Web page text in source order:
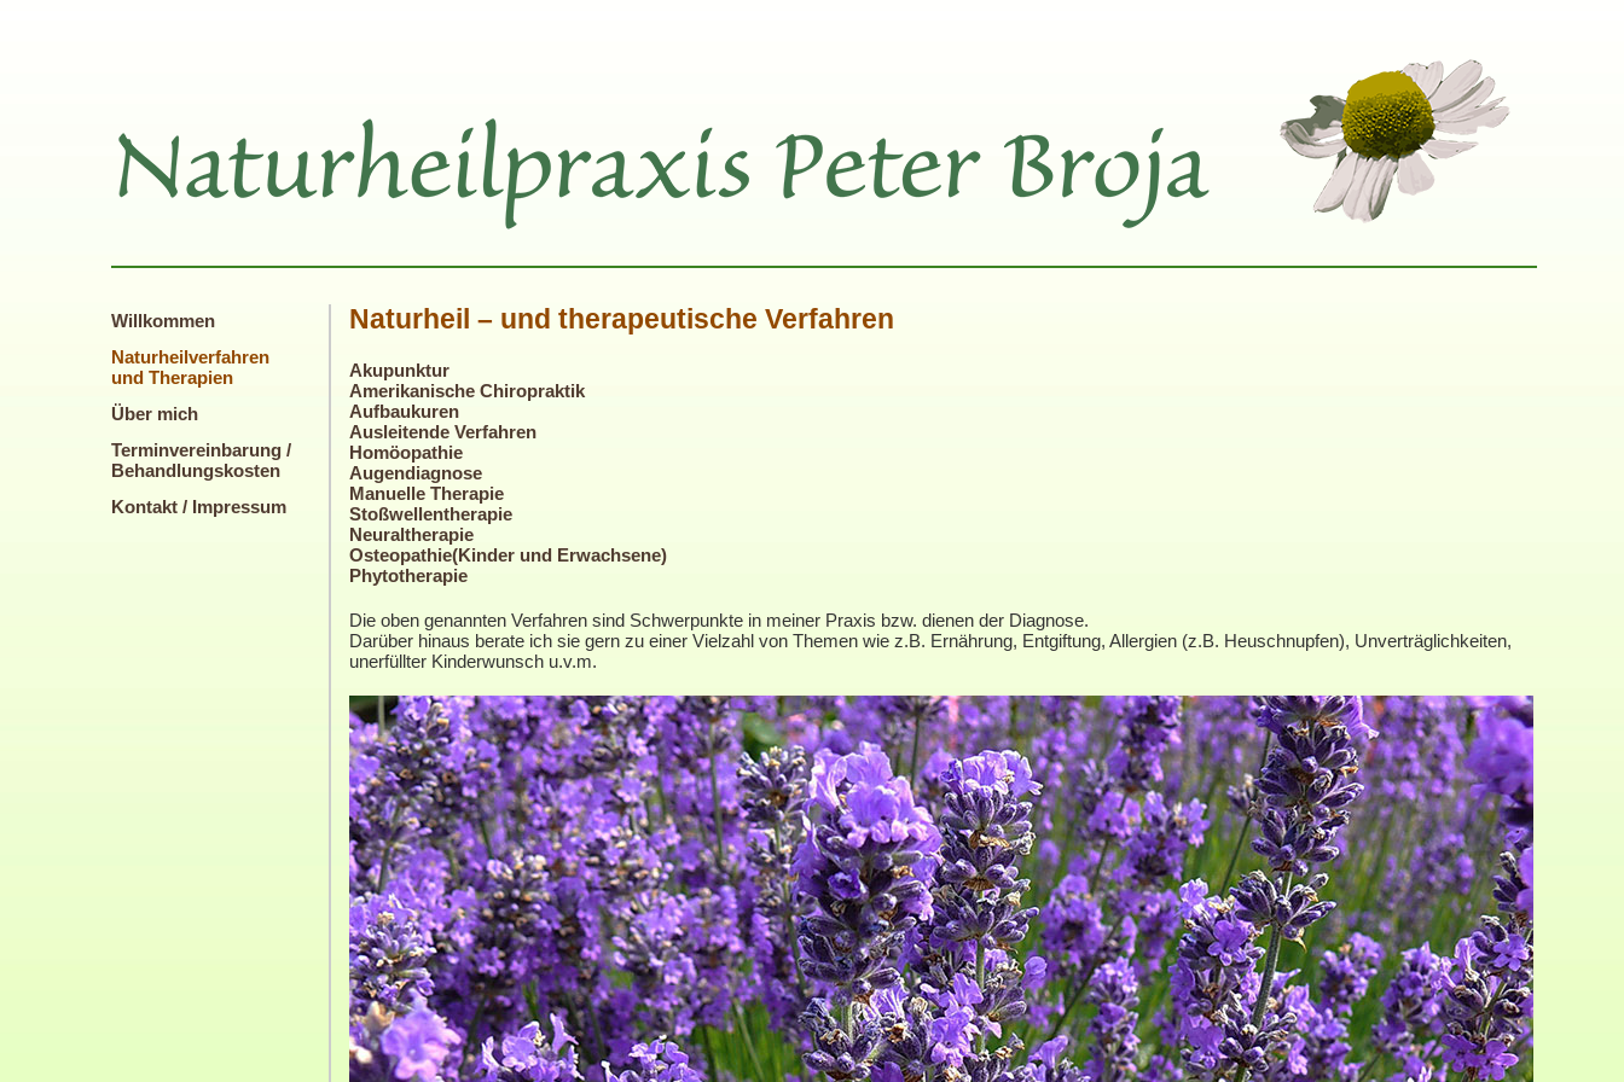
Willkommen
Naturheilverfahren
und Therapien
Über mich
Terminvereinbarung /
Behandlungskosten
Kontakt / Impressum
Naturheil – und therapeutische Verfahren
Akupunktur
Amerikanische Chiropraktik
Aufbaukuren
Ausleitende Verfahren
Homöopathie
Augendiagnose
Manuelle Therapie
Stoßwellentherapie
Neuraltherapie
Osteopathie(Kinder und Erwachsene)
Phytotherapie
Die oben genannten Verfahren sind Schwerpunkte in meiner Praxis bzw. dienen der Diagnose.
Darüber hinaus berate ich sie gern zu einer Vielzahl von Themen wie z.B. Ernährung, Entgiftung, Allergien (z.B. Heuschnupfen), Unverträglichkeiten,
unerfüllter Kinderwunsch u.v.m.